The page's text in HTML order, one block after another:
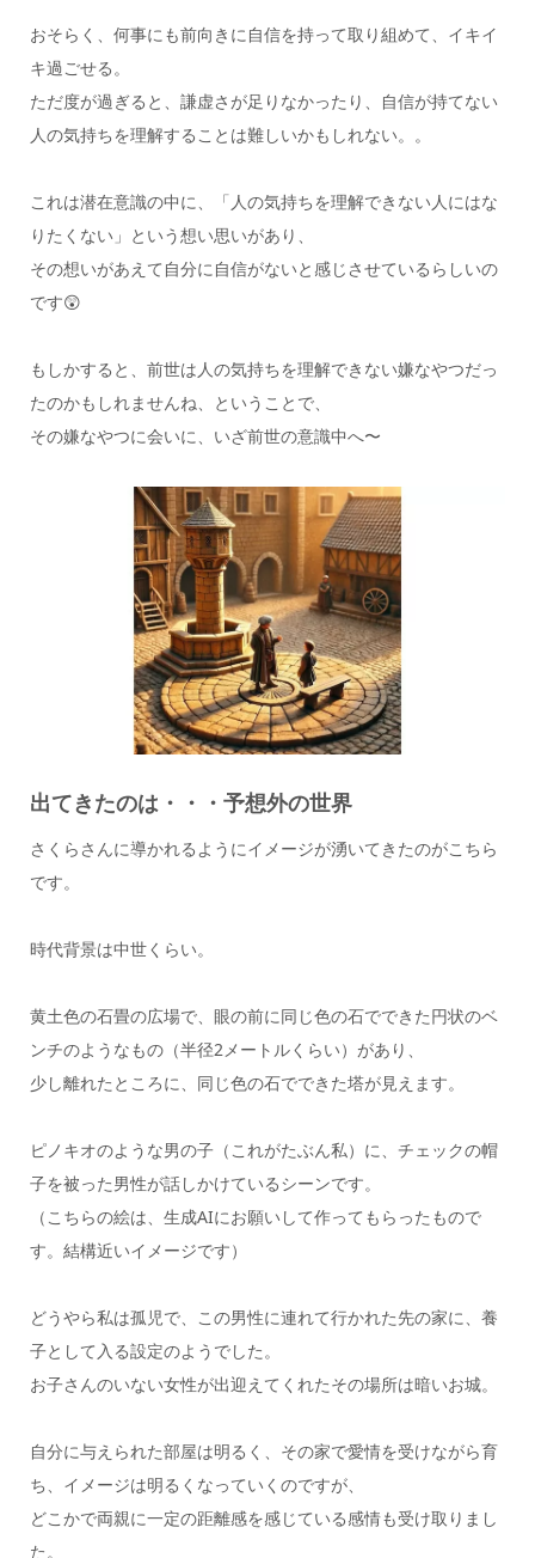
おそらく、何事にも前向きに自信を持って取り組めて、イキイ
キ過ごせる。
ただ度が過ぎると、謙虚さが足りなかったり、自信が持てない
人の気持ちを理解することは難しいかもしれない。。
これは潜在意識の中に、「人の気持ちを理解できない人にはな
りたくない」という想い思いがあり、
その想いがあえて自分に自信がないと感じさせているらしいの
です😲
もしかすると、前世は人の気持ちを理解できない嫌なやつだっ
たのかもしれませんね、ということで、
その嫌なやつに会いに、いざ前世の意識中へ〜
出てきたのは・・・予想外の世界
さくらさんに導かれるようにイメージが湧いてきたのがこちら
です。
時代背景は中世くらい。
黄土色の石畳の広場で、眼の前に同じ色の石でできた円状のベ
ンチのようなもの（半径2メートルくらい）があり、
少し離れたところに、同じ色の石でできた塔が見えます。
ピノキオのような男の子（これがたぶん私）に、チェックの帽
子を被った男性が話しかけているシーンです。
（こちらの絵は、生成AIにお願いして作ってもらったもので
す。結構近いイメージです）
どうやら私は孤児で、この男性に連れて行かれた先の家に、養
子として入る設定のようでした。
お子さんのいない女性が出迎えてくれたその場所は暗いお城。
自分に与えられた部屋は明るく、その家で愛情を受けながら育
ち、イメージは明るくなっていくのですが、
どこかで両親に一定の距離感を感じている感情も受け取りまし
た。